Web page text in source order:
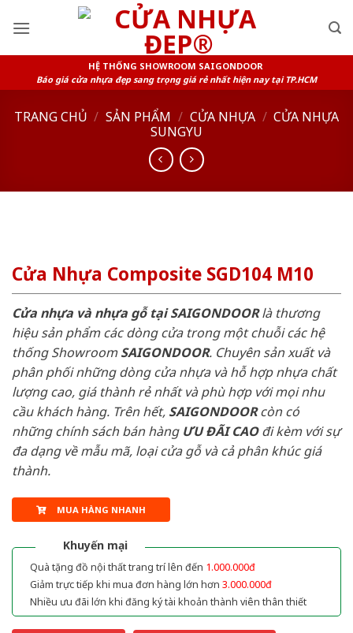
HỆ THỐNG SHOWROOM SAIGONDOOR
Báo giá cửa nhựa đẹp sang trọng giá rẻ nhất hiện nay tại TP.HCM
TRANG CHỦ / SẢN PHẨM / CỬA NHỰA / CỬA NHỰA
SUNGYU
Cửa Nhựa Composite SGD104 M10
Cửa nhựa và nhựa gỗ tại SAIGONDOORlà thương
hiệu sản phẩm các dòng cửa trong một chuỗi các hệ
thống ShowroomSAIGONDOOR. Chuyên sản xuất và
phân phối những dòng cửa nhựa và hỗ hợp nhựa chất
lượng cao, giá thành rẻ nhất và phù hợp với mọi nhu
cầu khách hàng. Trên hết, SAIGONDOORcòn có
những chính sách bán hàng ƯU ĐÃI CAOđi kèm với sự
đa dạng về mẫu mã, loại cửa gỗ và cả phân khúc giá
thành.
MUA HÀNG NHANH
Khuyến mại
Quà tặng đồ nội thất trang trí lên đến 1.000.000đ
Giảm trực tiếp khi mua đơn hàng lớn hơn 3.000.000đ
Nhiều ưu đãi lớn khi đăng ký tài khoản thành viên thân thiết